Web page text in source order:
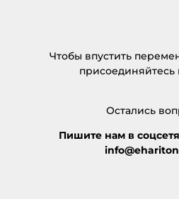
Чтобы впустить
присоединяйтесь
Остались
Пишите нам в